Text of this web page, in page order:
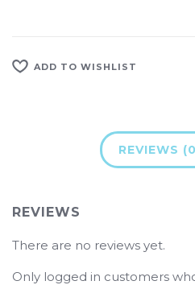
ADD TO WISHLIST
REVIEWS
REVIEWS
There are no reviews yet.
Only logged in customers